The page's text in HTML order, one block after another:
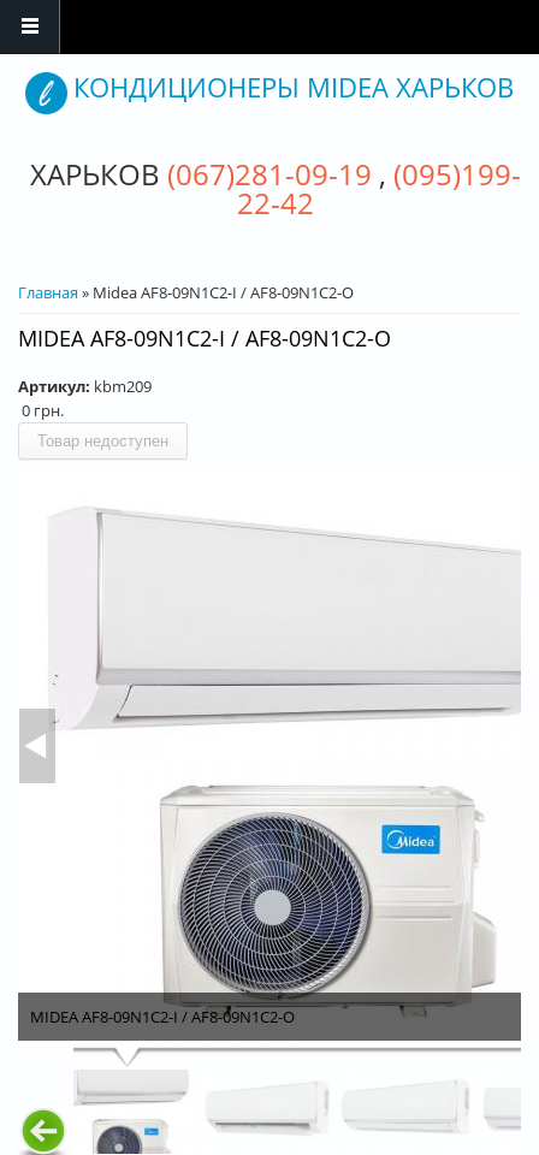
КОНДИЦИОНЕРЫ MIDEA ХАРЬКОВ
ХАРЬКОВ (067)281-09-19 , (095)199-
22-42
ВЫ ЗДЕСЬ
Главная» Midea AF8-09N1C2-I / AF8-09N1C2-O
MIDEA AF8-09N1C2-I / AF8-09N1C2-O
Артикул: kbm209
0 грн.
MIDEA AF8-09N1C2-I / AF8-09N1C2-O